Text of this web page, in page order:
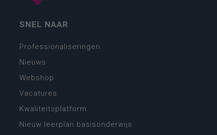
SNEL NAAR
Professionaliseringen
Nieuws
Webshop
Vacatures
Kwaliteitsplatform
Nieuw leerplan basisonderwijs